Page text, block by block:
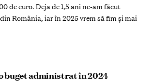
de euro. Deja de 1,5 ani ne-am făcut
România, iar în 2025 vrem să fim și mai
buget administrat în 2024